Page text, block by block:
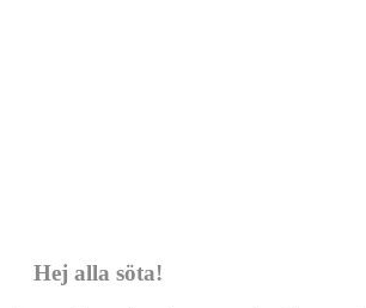
Hej alla söta!